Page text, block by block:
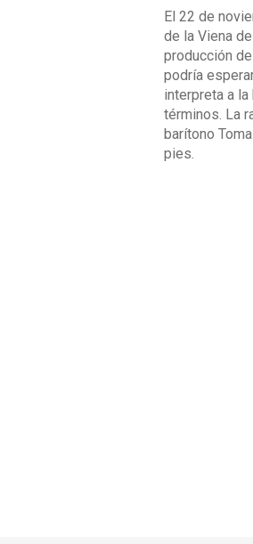
El 22 de
de la Viena
producción
podría
interpreta a
términos. La
barítono
pies.